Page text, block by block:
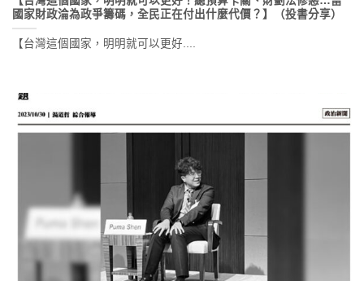
國家財政淪為政爭籌碼，全民正在付出什麼代價？】（投書分享）
【台灣這個國家，明明就可以更好....